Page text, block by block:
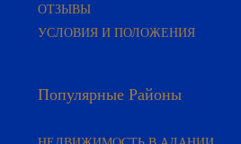
ОТЗЫВЫ
УСЛОВИЯ И ПОЛОЖЕНИЯ
Популярные Районы